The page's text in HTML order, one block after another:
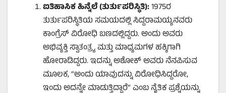
ಐತಿಹಾಸಿಕ ಹಿನ್ನೆಲೆ (ತುರ್ತುಪರಿಸ್ಥಿತಿ):1975ರ
ತುರ್ತುಪರಿಸ್ಥಿತಿಯ ಸಮಯದಲ್ಲಿ ಸಿದ್ದರಾಮಯ್ಯನವರು
ಕಾಂಗ್ರೆಸ್ ವಿರೋಧಿ ಬಣದಲ್ಲಿದ್ದರು. ಅಂದು ಅವರು
ಅಭಿವ್ಯಕ್ತಿ ಸ್ವಾತಂತ್ರ್ಯ ಮತ್ತು ಮಾಧ್ಯಮಗಳ ಹಕ್ಕಿಗಾಗಿ
ಹೋರಾಡಿದ್ದರು. ಇದನ್ನು ಅಶೋಕ್ ಅವರು ನೆನಪಿಸುವ
ಮೂಲಕ, “ಅಂದು ಯಾವುದನ್ನು ವಿರೋಧಿಸಿದ್ದರೋ,
ಇಂದು ಅದನ್ನೇ ಮಾಡುತ್ತಿದ್ದಾರೆ” ಎಂಬ ನೈತಿಕ ಪ್ರಶ್ನೆಯನ್ನು